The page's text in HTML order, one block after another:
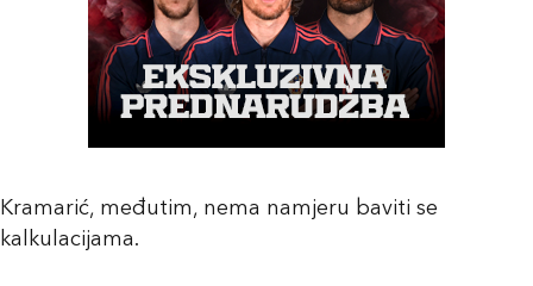
Kramarić, međutim, nema namjeru baviti se
kalkulacijama.